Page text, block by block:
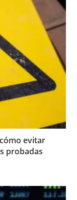
evitar
probadas